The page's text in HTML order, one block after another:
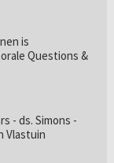
is
Questions &
- ds. Simons -
Vlastuin